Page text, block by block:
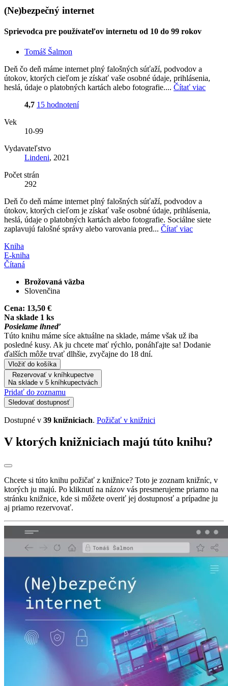
(Ne)bezpečný internet
Sprievodca pre používateľov internetu od 10 do 99 rokov
Tomáš Šalmon
Deň čo deň máme internet plný falošných súťaží, podvodov a
útokov, ktorých cieľom je získať vaše osobné údaje, prihlásenia,
heslá, údaje o platobných kartách alebo fotografie.... Čítať viac
4,7 15 hodnotení
Vek
10-99
Vydavateľstvo
Lindeni, 2021
Počet strán
292
Deň čo deň máme internet plný falošných súťaží, podvodov a
útokov, ktorých cieľom je získať vaše osobné údaje, prihlásenia,
heslá, údaje o platobných kartách alebo fotografie. Sociálne siete
zaplavujú falošné správy alebo varovania pred... Čítať viac
Kniha
E-kniha
Čítaná
Brožovaná väzba
Slovenčina
Cena: 13,50 €
Na sklade 1 ks
Posielame ihneď
Túto knihu máme síce aktuálne na sklade, máme však už iba
posledné kusy. Ak ju chcete mať rýchlo, ponáhľajte sa! Dodanie
ďalších môže trvať dlhšie, zvyčajne do 18 dní.
Vložiť do košíka
Rezervovať v kníhkupectve
Na sklade v 5 kníhkupectvách
Pridať do zoznamu
Sledovať dostupnosť
Dostupné v 39 knižniciach. Požičať v knižnici
V ktorých knižniciach majú túto knihu?
Chcete si túto knihu požičať z knižnice? Toto je zoznam knižníc, v
ktorých ju majú. Po kliknutí na názov vás presmerujeme priamo na
stránku knižnice, kde si môžete overiť jej dostupnosť a prípadne ju
aj priamo rezervovať.